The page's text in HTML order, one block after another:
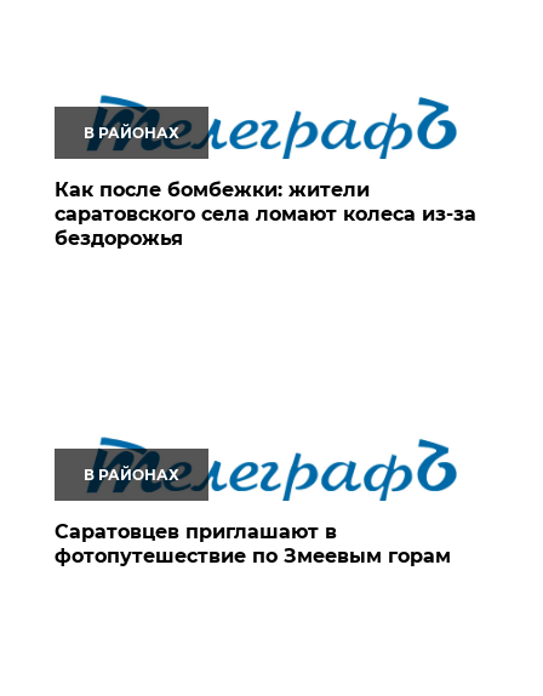
В РАЙОНАХ
Как после бомбежки: жители
саратовского села ломают колеса из-за
бездорожья
В РАЙОНАХ
Саратовцев приглашают в
фотопутешествие по Змеевым горам